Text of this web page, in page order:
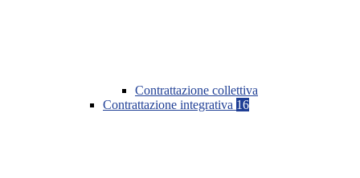
Contrattazione collettiva
Contrattazione integrativa 16